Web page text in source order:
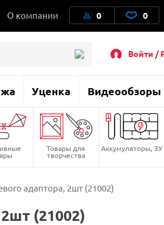
О компании 0 0
Войти /
Уценка Видеообзоры
Товары для
творчества
Аккумуляторы, ЗУ
адаптора, 2шт (21002)
(21002)